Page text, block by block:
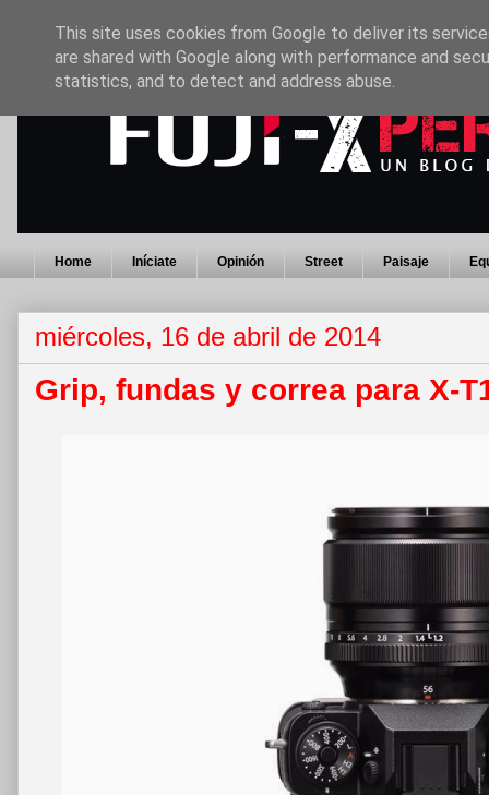
Home Iníciate Opinión Street Paisaje
miércoles, 16 de abril de 2014
Grip, fundas y correa para X-
This site uses cookies from Google to deliver its
are shared with Google along with performance and
statistics, and to detect and address abuse.